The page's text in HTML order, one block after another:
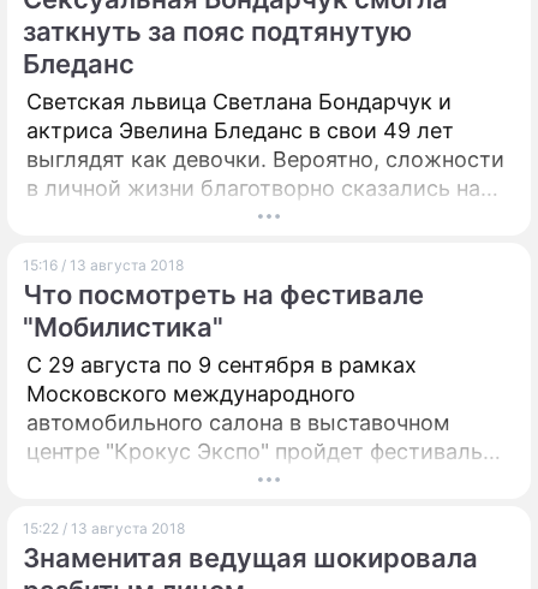
отношения с главой Незалежной.
заткнуть за пояс подтянутую
Бледанс
Светская львица Светлана Бондарчук и
актриса Эвелина Бледанс в свои 49 лет
выглядят как девочки. Вероятно, сложности
в личной жизни благотворно сказались на
желании звезд выглядеть лучше.
15:16 / 13 августа 2018
Что посмотреть на фестивале
"Мобилистика"
С 29 августа по 9 сентября в рамках
Московского международного
автомобильного салона в выставочном
центре "Крокус Экспо" пройдет фестиваль
инновационных технологий в сфере
15:22 / 13 августа 2018
Знаменитая ведущая шокировала